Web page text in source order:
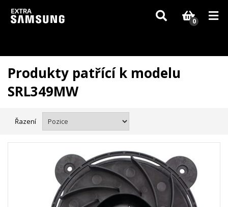
Vzhledem k aktuální situaci se může dodání dílů, které nejsou skladem,
zpozdit. Děkujeme za pochopení.
0
Produkty patřící k modelu
SRL349MW
Řazení